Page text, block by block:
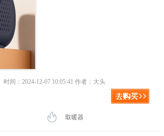
时间：2024-12-07 10:05:41 作者：大头
取暖器